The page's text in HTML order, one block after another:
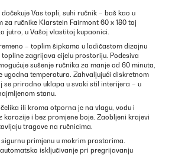
Vas topli, suhi ručnik – baš kao u
za ručnike Klarstein Fairmont 60 x 180 taj
jutro, u Vašoj vlastitoj kupaonici.
– toplim šipkama u ladičastom dizajnu
zagrijava cijelu prostoriju. Podesiva
sušenje ručnika za manje od 60 minuta,
ugodna temperatura. Zahvaljujući diskretnom
se prirodno uklapa u svaki stil interijera – u
stanu.
ili kroma otporna je na vlagu, vodu i
korozije i bez promjene boje. Zaobljeni krajevi
tragove na ručnicima.
primjenu u mokrim prostorima.
isključivanje pri pregrijavanju